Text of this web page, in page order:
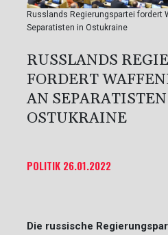
Russlands Regierungspartei fordert
Separatisten in Ostukraine
RUSSLANDS
FORDERT
AN
OSTUKRAINE
POLITIK 26.01.2022
Die russische